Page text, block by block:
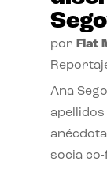
por Flat
Ana
socia